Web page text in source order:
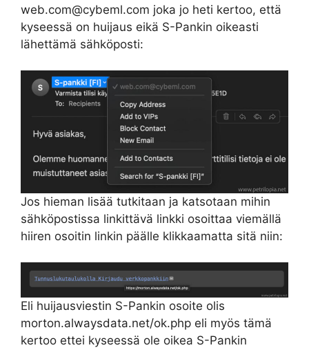
web.com@cybeml.com joka jo heti kertoo, että
kyseessä on huijaus eikä S-Pankin oikeasti
lähettämä sähköposti:
Jos hieman lisää tutkitaan ja katsotaan mihin
sähköpostissa linkittävä linkki osoittaa viemällä
hiiren osoitin linkin päälle klikkaamatta sitä niin:
Eli huijausviestin S-Pankin osoite olis
morton.alwaysdata.net/ok.php eli myös tämä
kertoo ettei kyseessä ole oikea S-Pankin